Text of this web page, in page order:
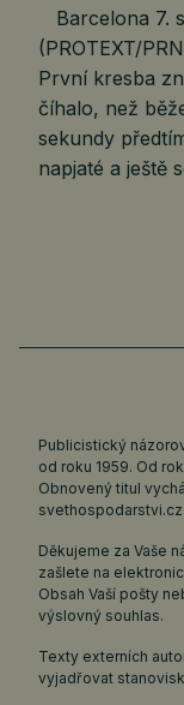
Barcelona 7.
(PROTEXT/
První kresba
číhalo, než
sekundy
napjaté a ještě
Publicistický
od roku 1959. Od
Obnovený titul
svethospodarstvi.cz
Děkujeme za Vaše
zašlete na
Obsah Vaší pošty
výslovný souhlas.
Texty externích
vyjadřovat